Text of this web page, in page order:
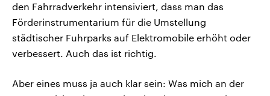
den Fahrradverkehr intensiviert, dass man das
Förderinstrumentarium für die Umstellung
städtischer Fuhrparks auf Elektromobile erhöht oder
verbessert. Auch das ist richtig.
Aber eines muss ja auch klar sein: Was mich an der